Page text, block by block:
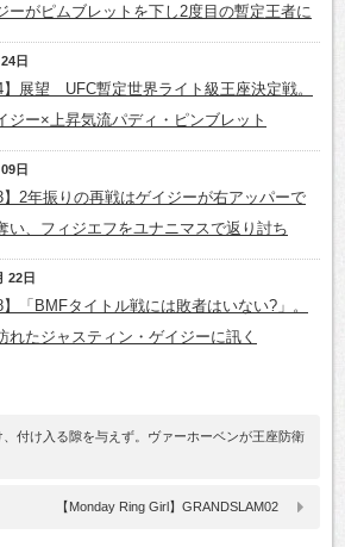
ーがピムブレットを下し2度目の暫定王者に
日
】展望 UFC暫定世界ライト級王座決定戦。
ジー×上昇気流パディ・ピンブレット
日
】2年振りの再戦はゲイジーが右アッパーで
い、フィジエフをユナニマスで返り討ち
22日
】「BMFタイトル戦には敗者はいない?」。
れたジャスティン・ゲイジーに訊く
、付け入る隙を与えず。ヴァーホーベンが王座防衛
【Monday Ring Girl】GRANDSLAM02